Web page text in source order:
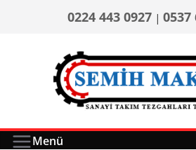
0224 443 0927 | 0537
Menü